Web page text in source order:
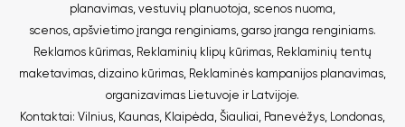
planavimas vestuvių planuotoja scenos nuoma
scenos apšvietimo įranga renginiams garso įranga renginiams.
Reklamos kūrimas Reklaminių klipų kūrimas Reklaminių tentų
maketavimas, dizaino kūrimas Reklaminės kampanijos planavimas,
organizavimas Lietuvoje ir Latvijoje.
Kontaktai: Vilnius Kaunas Klaipėda Šiauliai Panevėžys Londonas